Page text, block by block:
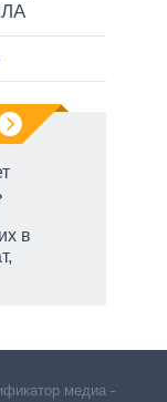
в
медиа –